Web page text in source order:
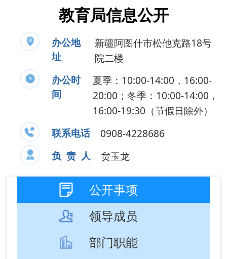
办公时
夏季：10:00-14:00，16:00-
20:00；冬季：10:00-14:00，
16:00-19:30（节假日除外）
联系电话
0908-4228686
负 责 人
贠玉龙
公开事项
领导成员
执行法规条例
教育收费
行政执法
重点工作
成文